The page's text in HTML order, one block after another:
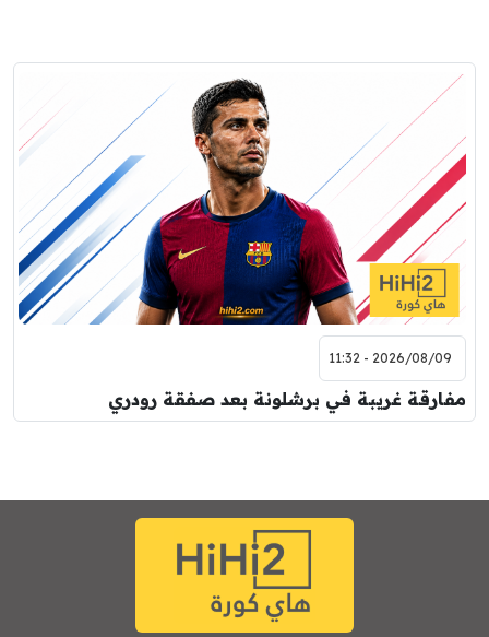
2026/08/09 - 11:32
مفارقة غريبة في برشلونة بعد صفقة رودري